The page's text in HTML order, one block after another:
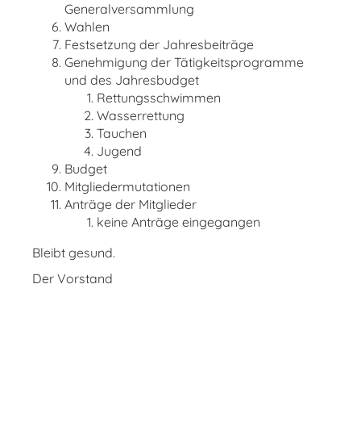
Generalversammlung
Wahlen
Festsetzung der Jahresbeiträge
Genehmigung der Tätigkeitsprogramme
und des Jahresbudget
Rettungsschwimmen
Wasserrettung
Tauchen
Jugend
Budget
Mitgliedermutationen
Anträge der Mitglieder
keine Anträge eingegangen
Bleibt gesund.
Der Vorstand